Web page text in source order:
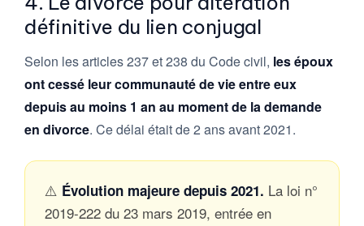
définitive du lien conjugal
Selon les articles 237 et 238 du Code civil, les époux
ont cessé leur communauté de vie entre eux
depuis au moins 1 an au moment de la demande
en divorce. Ce délai était de 2 ans avant 2021.
⚠️ Évolution majeure depuis 2021. La loi n°
2019-222 du 23 mars 2019, entrée en